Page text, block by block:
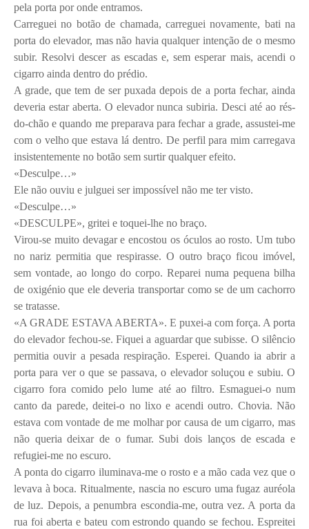
pela porta por onde entramos.
Carreguei no botão de chamada, carreguei novamente, bati na
porta do elevador, mas não havia qualquer intenção de o mesmo
subir. Resolvi descer as escadas e, sem esperar mais, acendi o
cigarro ainda dentro do prédio.
A grade, que tem de ser puxada depois de a porta fechar, ainda
deveria estar aberta. O elevador nunca subiria. Desci até ao rés-
do-chão e quando me preparava para fechar a grade, assustei-me
com o velho que estava lá dentro. De perfil para mim carregava
insistentemente no botão sem surtir qualquer efeito.
«Desculpe…»
Ele não ouviu e julguei ser impossível não me ter visto.
«Desculpe…»
«DESCULPE», gritei e toquei-lhe no braço.
Virou-se muito devagar e encostou os óculos ao rosto. Um tubo
no nariz permitia que respirasse. O outro braço ficou imóvel,
sem vontade, ao longo do corpo. Reparei numa pequena bilha
de oxigénio que ele deveria transportar como se de um cachorro
se tratasse.
«A GRADE ESTAVA ABERTA». E puxei-a com força. A porta
do elevador fechou-se. Fiquei a aguardar que subisse. O silêncio
permitia ouvir a pesada respiração. Esperei. Quando ia abrir a
porta para ver o que se passava, o elevador soluçou e subiu. O
cigarro fora comido pelo lume até ao filtro. Esmaguei-o num
canto da parede, deitei-o no lixo e acendi outro. Chovia. Não
estava com vontade de me molhar por causa de um cigarro, mas
não queria deixar de o fumar. Subi dois lanços de escada e
refugiei-me no escuro.
A ponta do cigarro iluminava-me o rosto e a mão cada vez que o
levava à boca. Ritualmente, nascia no escuro uma fugaz auréola
de luz. Depois, a penumbra escondia-me, outra vez. A porta da
rua foi aberta e bateu com estrondo quando se fechou. Espreitei